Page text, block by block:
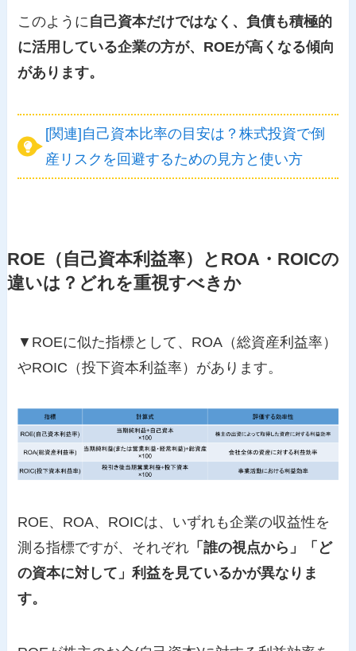
このように 自己資本だけではなく、負債も積極的
に活用している企業の方が、ROEが高くなる傾向
があります。
[関連]自己資本比率の目安は？株式投資で倒
産リスクを回避するための見方と使い方
ROE（自己資本利益率）とROA・ROICの
違いは？どれを重視すべきか
▼ROEに似た指標として、ROA（総資産利益率）
やROIC（投下資本利益率）があります。
ROE、ROA、ROICは、いずれも企業の収益性を
測る指標ですが、それぞれ 「誰の視点から」「ど
の資本に対して」利益を見ているかが異なりま
す。